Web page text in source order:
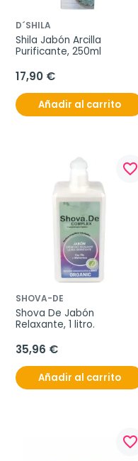
D´SHILA
Shila Jabón Arcilla
Purificante, 250ml
17,90 €
Añadir al carrito
favorite_border
SHOVA-DE
Shova De Jabón
Relaxante, 1 litro.
35,96 €
Añadir al carrito
favorite_border